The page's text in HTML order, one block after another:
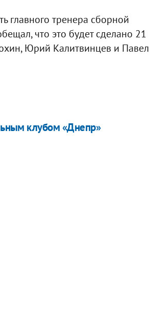
главного тренера сборной
что это будет сделано 21
Юрий Калитвинцев и Павел
клубом «Днепр»